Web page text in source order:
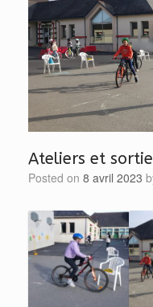
Ateliers et
Posted on 8 avril 2023